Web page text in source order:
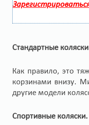
Стандартные
Как правило, это
корзинами внизу.
другие модели
Спортивные коляски.